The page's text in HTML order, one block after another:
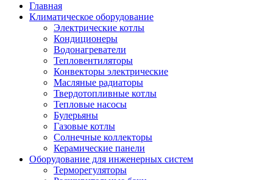
Главная
Климатическое оборудование
Электрические котлы
Кондиционеры
Водонагреватели
Тепловентиляторы
Конвекторы электрические
Масляные радиаторы
Твердотопливные котлы
Тепловые насосы
Булерьяны
Газовые котлы
Солнечные коллекторы
Керамические панели
Оборудование для инженерных систем
Терморегуляторы